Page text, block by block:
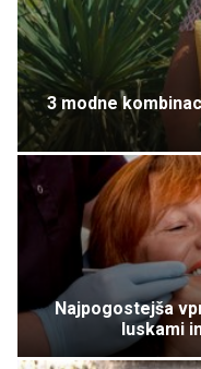
3 modne
Najpogostejša
luskami